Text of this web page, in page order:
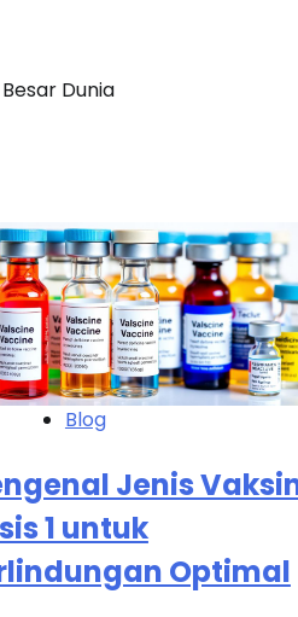
Dunia
Blog
Jenis
1 untuk
Optimal